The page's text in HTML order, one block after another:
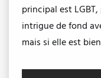
principal est
intrigue de fond
mais si elle est